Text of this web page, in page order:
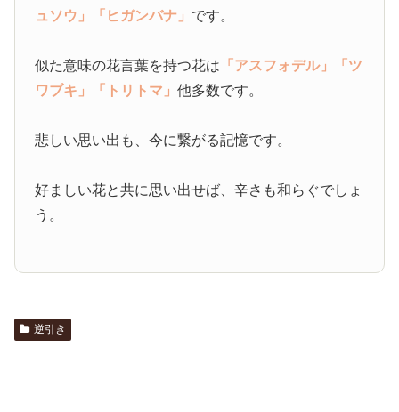
ュソウ」
「ヒガンバナ」 です。
似た意味の花言葉を持つ花は 「アスフォデル」
「ツ
ワブキ」
「トリトマ」他多数です。
悲しい思い出も、今に繋がる記憶です。
好ましい花と共に思い出せば、辛さも和らぐでしょ
う。
逆引き